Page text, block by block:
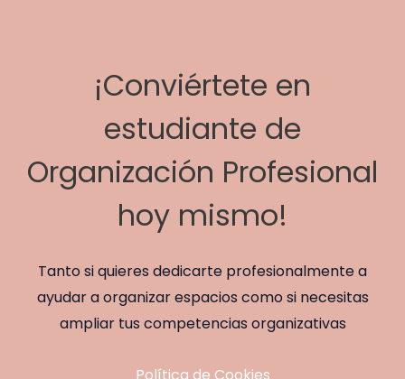
¡Conviértete en
estudiante de
Organización Profesional
hoy mismo!
Tanto si quieres dedicarte profesionalmente a
ayudar a organizar espacios como si necesitas
ampliar tus competencias organizativas
Política de Cookies